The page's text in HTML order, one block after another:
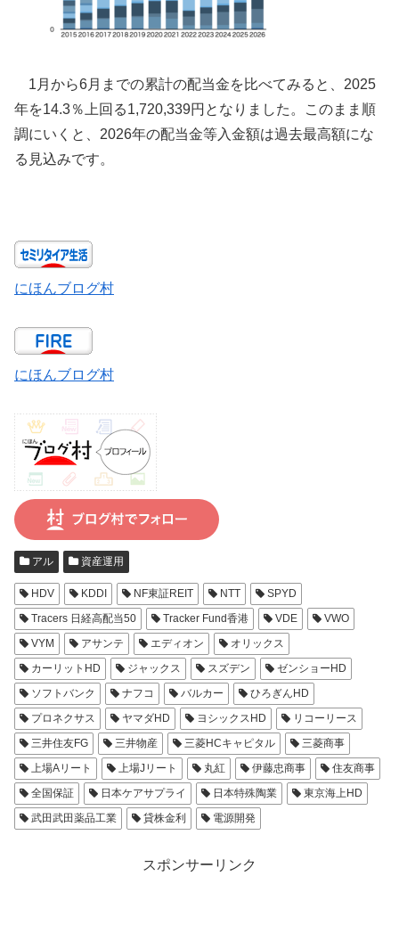
1月から6月までの累計の配当金を比べてみると、2025
年を14.3％上回る1,720,339円となりました。このまま順
調にいくと、2026年の配当金等入金額は過去最高額にな
る見込みです。
にほんブログ村
にほんブログ村
アル 資産運用
HDV KDDI NF東証REIT NTT
SPYD
Tracers 日経高配当50
Tracker Fund香港 VDE
VWO
VYM
アサンテ エディオン
オリックス
カーリットHD
ジャックス スズデン
ゼンショーHD
ソフトバンク
ナフコ バルカー
ひろぎんHD
プロネクサス
ヤマダHD ヨシックスHD
リコーリース
三井住友FG
三井物産 三菱HCキャピタル
三菱商事
上場Aリート
上場Jリート 丸紅 伊藤忠商事
住友商事
全国保証
日本ケアサプライ 日本特殊陶業
東京海上HD
武田武田薬品工業
貸株金利 電源開発
スポンサーリンク